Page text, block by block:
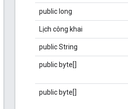
public long
Lịch công khai
public String
public byte[]
public byte[]